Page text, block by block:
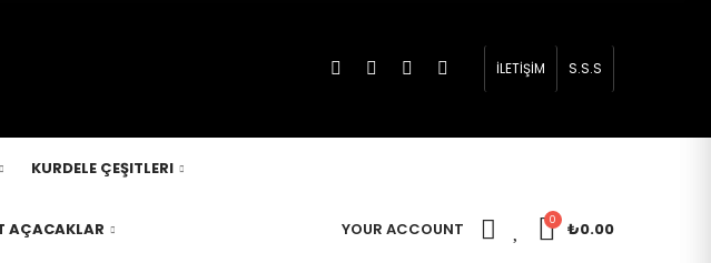
İLETİŞİM S.S.S
KURDELE ÇEŞITLERI
AÇACAKLAR YOUR ACCOUNT 0 ₺0.00